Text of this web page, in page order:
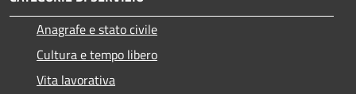
Anagrafe e stato civile
Cultura e tempo libero
Vita lavorativa